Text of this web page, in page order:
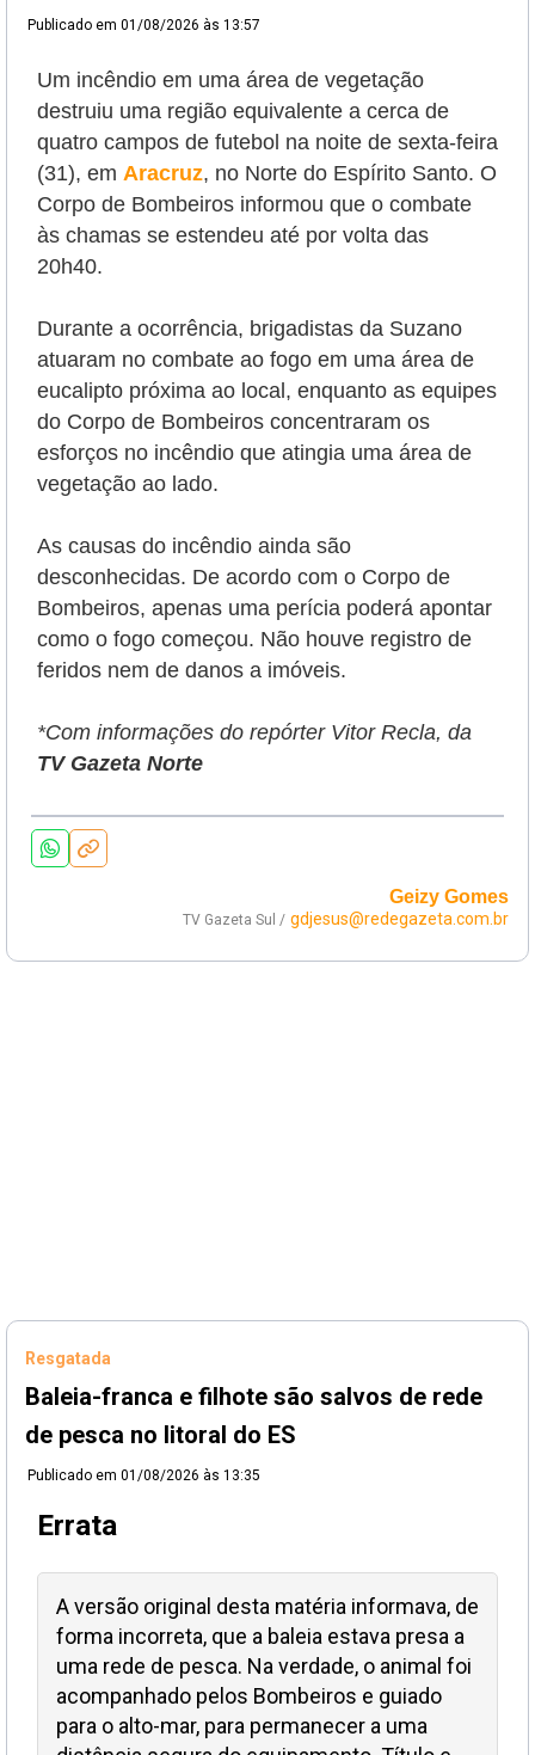
Publicado em 01/08/2026 às 13:57
Um incêndio em uma área de vegetação
destruiu uma região equivalente a cerca de
quatro campos de futebol na noite de sexta-feira
(31), em Aracruz, no Norte do Espírito Santo. O
Corpo de Bombeiros informou que o combate
às chamas se estendeu até por volta das
20h40.
Durante a ocorrência, brigadistas da Suzano
atuaram no combate ao fogo em uma área de
eucalipto próxima ao local, enquanto as equipes
do Corpo de Bombeiros concentraram os
esforços no incêndio que atingia uma área de
vegetação ao lado.
As causas do incêndio ainda são
desconhecidas. De acordo com o Corpo de
Bombeiros, apenas uma perícia poderá apontar
como o fogo começou. Não houve registro de
feridos nem de danos a imóveis.
*Com informações do repórter Vitor Recla, da
TV Gazeta Norte
Geizy Gomes
TV Gazeta Sul / gdjesus@redegazeta.com.br
Resgatada
Baleia-franca e filhote são salvos de rede
de pesca no litoral do ES
Publicado em 01/08/2026 às 13:35
Errata
A versão original desta matéria informava, de
forma incorreta, que a baleia estava presa a
uma rede de pesca. Na verdade, o animal foi
acompanhado pelos Bombeiros e guiado
para o alto-mar, para permanecer a uma